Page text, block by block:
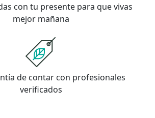
con tu presente para que vivas
mejor mañana
de contar con profesionales
verificados